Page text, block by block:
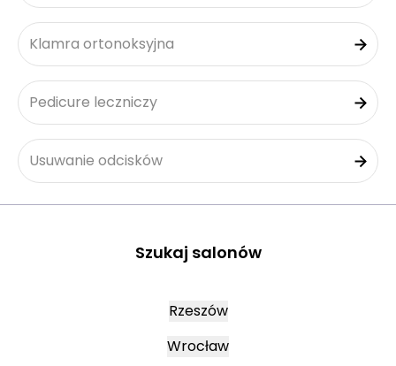
Klamra ortonoksyjna
Pedicure leczniczy
Usuwanie odcisków
Szukaj salonów
Rzeszów
Wrocław